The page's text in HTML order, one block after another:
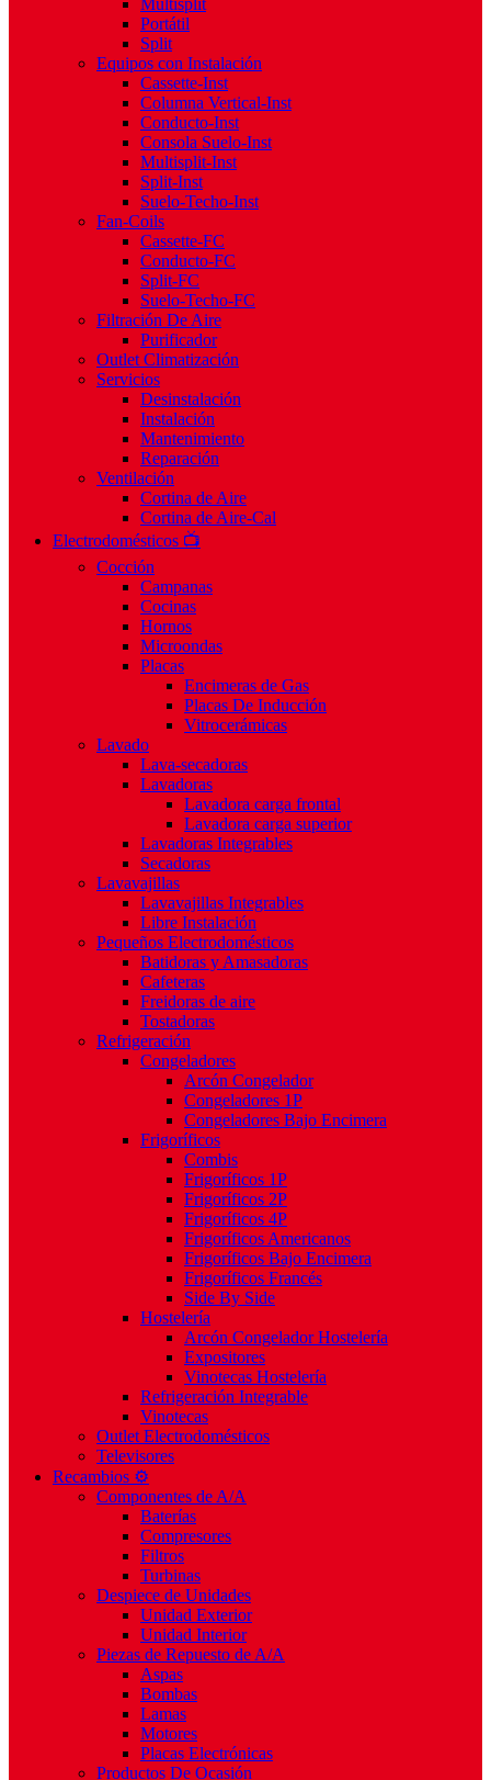
Multisplit
Portátil
Split
Equipos con Instalación
Cassette-Inst
Columna Vertical-Inst
Conducto-Inst
Consola Suelo-Inst
Multisplit-Inst
Split-Inst
Suelo-Techo-Inst
Fan-Coils
Cassette-FC
Conducto-FC
Split-FC
Suelo-Techo-FC
Filtración De Aire
Purificador
Outlet Climatización
Servicios
Desinstalación
Instalación
Mantenimiento
Reparación
Ventilación
Cortina de Aire
Cortina de Aire-Cal
Electrodomésticos 📺
Cocción
Campanas
Cocinas
Hornos
Microondas
Placas
Encimeras de Gas
Placas De Inducción
Vitrocerámicas
Lavado
Lava-secadoras
Lavadoras
Lavadora carga frontal
Lavadora carga superior
Lavadoras Integrables
Secadoras
Lavavajillas
Lavavajillas Integrables
Libre Instalación
Pequeños Electrodomésticos
Batidoras y Amasadoras
Cafeteras
Freidoras de aire
Tostadoras
Refrigeración
Congeladores
Arcón Congelador
Congeladores 1P
Congeladores Bajo Encimera
Frigoríficos
Combis
Frigoríficos 1P
Frigoríficos 2P
Frigoríficos 4P
Frigoríficos Americanos
Frigoríficos Bajo Encimera
Frigoríficos Francés
Side By Side
Hostelería
Arcón Congelador Hostelería
Expositores
Vinotecas Hostelería
Refrigeración Integrable
Vinotecas
Outlet Electrodomésticos
Televisores
Recambios ⚙️
Componentes de A/A
Baterías
Compresores
Filtros
Turbinas
Despiece de Unidades
Unidad Exterior
Unidad Interior
Piezas de Repuesto de A/A
Aspas
Bombas
Lamas
Motores
Placas Electrónicas
Productos De Ocasión